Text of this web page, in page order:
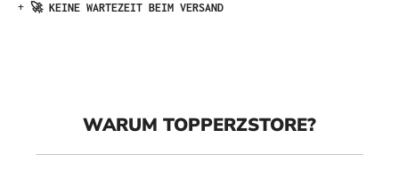
+ 🚀 KEINE WARTEZEIT BEIM VERSAND
WARUM TOPPERZSTORE?